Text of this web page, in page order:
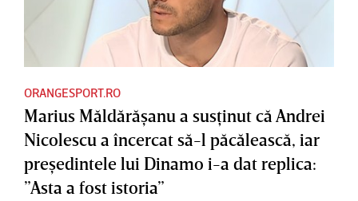
ORANGESPORT.RO
Marius Măldărăşanu a susţinut că Andrei
Nicolescu a încercat să-l păcălească, iar
preşedintele lui Dinamo i-a dat replica:
”Asta a fost istoria”